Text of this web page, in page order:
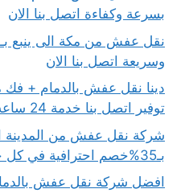
بسرعة وكفاءة اتصل بنا الان
وسريعة اتصل بنا الان
دينا نقل عفش بالدمام + فك
توفير اتصل بنا خدمة 24 ساعه
شركة نقل عفش من المدينة
بـ35%خصم احترافية في كل خطوة اتصل بنا الان